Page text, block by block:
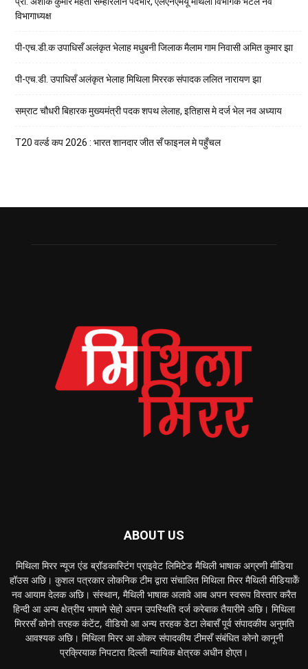
विभागाध्यक्ष
पी-एच.डी.क उपाधिसँ अलंकृत भेलाह मधुबनी जिलाक मैलाम गाम निवासी अमित कुमार झा
पी-एच.डी. उपाधिसँ अलंकृत भेलाह मिथिला मिररक संपादक ललित नारायण झा
सम्राट चौधरी बिहारक मुख्यमंत्री पदक शपथ लेलाह, इतिहास मे दर्ज भेल नव अध्याय
T20 वर्ल्ड कप 2026 : भारत शानदार जीत सँ फाइनल मे पहुँचल
ABOUT US
मिथिला मिरर न्यूज एंड ब्रॉडकास्टिंग प्राइवेट लिमिटेड मैथिली भाषाक अग्रणी मीडिया
हॉउस अछि। कुशल पत्रकार लोकनिक टीम द्वारा संचालित मिथिला मिरर मैथिली मीडियाकेँ
नव आयाम देलक अछि। संस्थान, मैथिली भाषाक अलावे आब अपन स्वरूप विस्तार करैत
हिन्दी आ अन्य क्षेत्रीय भाषामे सेहो अपन उपस्थिति दर्ज करेबाक तैयारीमे अछि। मिथिला
मिररसँ कोनो तरहक कंटेंट, वीडियो आ अन्य तरहक डेटा लेबासँ पूर्व संपादकीय अनुमति
आवश्यक अछि। मिथिला मिरर आ ओकर संपादकीय टीमसँ संबंधित कोनो कानूनी
प्रक्रियाक निपटारा दिल्ली न्यायिक क्षेत्रक अधीन होएत।